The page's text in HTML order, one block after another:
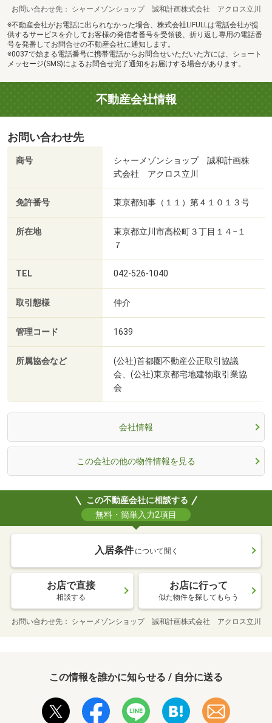
お問い合わせ先
シャーメゾンショップ 誠和計画株式会社 アクロス立川
※不動産会社がお電話に出られなかった場合、株式会社LIFULLは電話会社が提
供するサービスを介してお客様の発信者番号を受領後、折り返し専用の電話番
号を発番してお問合せの不動産会社に通知します。
※0037で始まる電話番号に携帯電話からお問合せいただいた方には、ショート
メッセージ(SMS)によるお問合せ完了通知をお届けする場合があります。
不動産会社情報
お問い合わせ先
商号
シャーメゾンショップ 誠和計画株
式会社 アクロス立川
免許番号 東京都知事（１１）第４１０１３号
所在地
東京都立川市高松町３丁目１４−１
７
TEL 042-526-1040
取引態様 仲介
管理コード 1639
所属協会など
(公社)首都圏不動産公正取引協議
会、(公社)東京都宅地建物取引業協
会
会社情報
この会社の他の物件情報を見る
この不動産会社に相談する
無料・簡単入力2項目
入居条件 について聞く
お店で直接
相談する
お店に行って
似た物件を探してもらう
お問い合わせ先 シャーメゾンショップ 誠和計画株式会社 アクロス立川
この情報を誰かに知らせる / 自分に送る